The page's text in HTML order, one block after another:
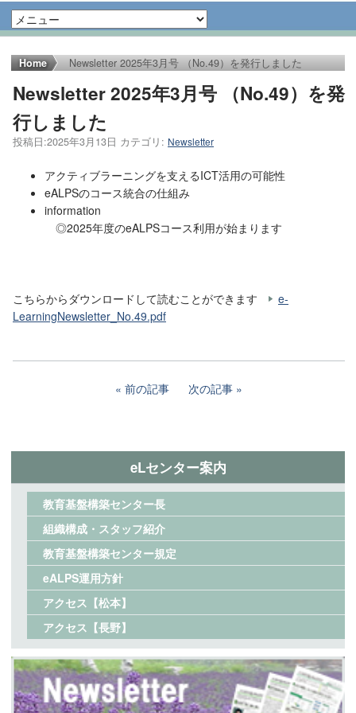
Home Newsletter 2025年3月号 （No.49）を発行しました
Newsletter 2025年3月号 （No.49）を発
行しました
投稿日:2025年3月13日 カテゴリ: Newsletter
アクティブラーニングを支えるICT活用の可能性
eALPSのコース統合の仕組み
information
◎2025年度のeALPSコース利用が始まります
こちらからダウンロードして読むことができます
e-
LearningNewsletter_No.49.pdf
前の記事 次の記事
eLセンター案内
教育基盤構築センター長
組織構成・スタッフ紹介
教育基盤構築センター規定
eALPS運用方針
アクセス【松本】
アクセス【長野】